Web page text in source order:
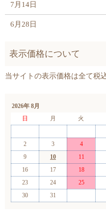
7月14日
6月28日
2026年 8月
日
月 火
2
3 4
9
10 11
16
17 18
23
24 25
30
31